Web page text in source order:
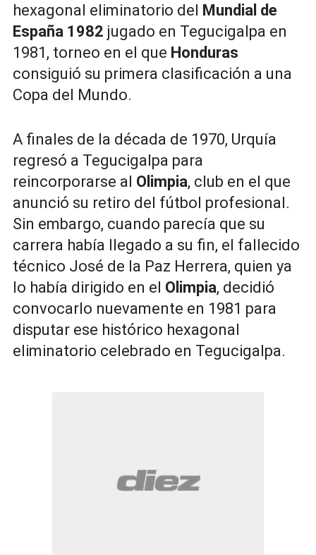
hexagonal eliminatorio del
Mundial de
España 1982 jugado en Tegucigalpa en
1981, torneo en el que Honduras
consiguió su primera clasificación a una
Copa del Mundo.
A finales de la década de 1970, Urquía
regresó a Tegucigalpa para
reincorporarse al Olimpia, club en el que
anunció su retiro del fútbol profesional.
Sin embargo, cuando parecía que su
carrera había llegado a su fin, el fallecido
técnico José de la Paz Herrera, quien ya
lo había dirigido en el Olimpia, decidió
convocarlo nuevamente en 1981 para
disputar ese histórico hexagonal
eliminatorio celebrado en Tegucigalpa.